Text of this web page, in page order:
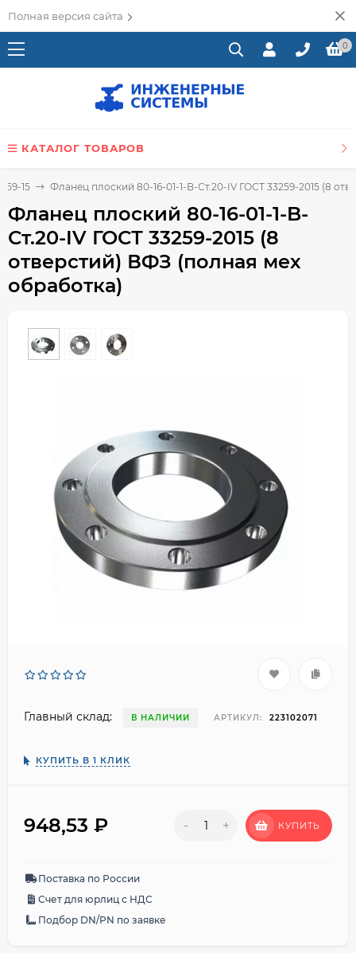
Полная версия сайта
0
КАТАЛОГ ТОВАРОВ
15 Фланец плоский 80-16-01-1-B-Ст.20-IV ГОСТ 33259-2015 (8
Фланец плоский 80-16-01-1-B-
Ст.20-IV ГОСТ 33259-2015 (8
отверстий) ВФЗ (полная мех
обработка)
Главный склад: В НАЛИЧИИ АРТИКУЛ: 223102071
КУПИТЬ В 1 КЛИК
948,53 ₽ - + КУПИТЬ
Поставка по России
Счет для юрлиц с НДС
Подбор DN/PN по заявке